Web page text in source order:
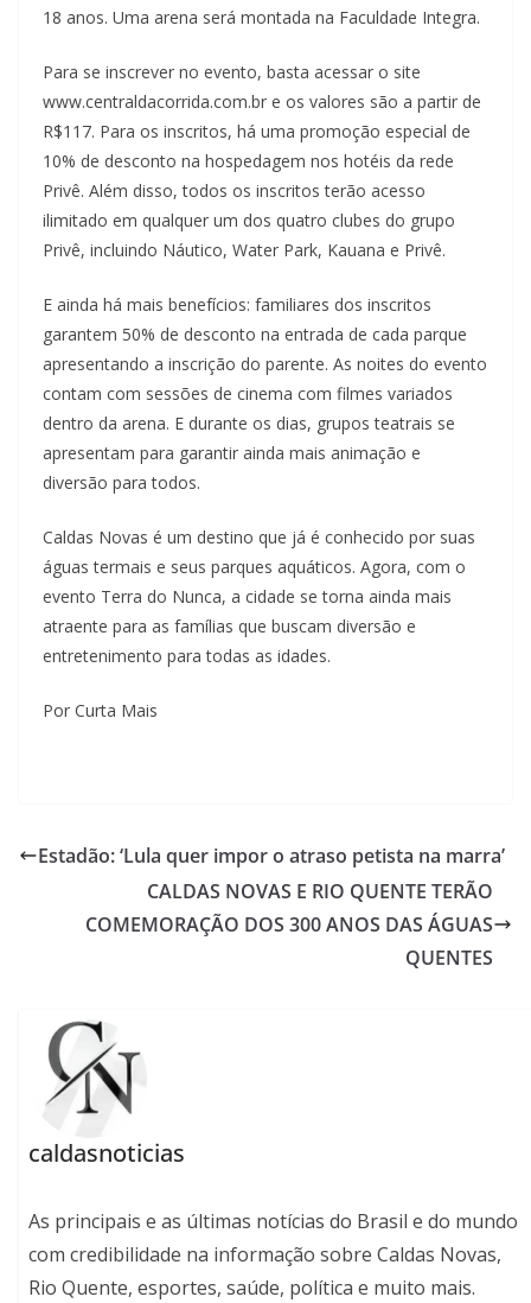
18 anos. Uma arena será montada na Faculdade Integra.
Para se inscrever no evento, basta acessar o site
www.centraldacorrida.com.br e os valores são a partir de
R$117. Para os inscritos, há uma promoção especial de
10% de desconto na hospedagem nos hotéis da rede
Privê. Além disso, todos os inscritos terão acesso
ilimitado em qualquer um dos quatro clubes do grupo
Privê, incluindo Náutico, Water Park, Kauana e Privê.
E ainda há mais benefícios: familiares dos inscritos
garantem 50% de desconto na entrada de cada parque
apresentando a inscrição do parente. As noites do evento
contam com sessões de cinema com filmes variados
dentro da arena. E durante os dias, grupos teatrais se
apresentam para garantir ainda mais animação e
diversão para todos.
Caldas Novas é um destino que já é conhecido por suas
águas termais e seus parques aquáticos. Agora, com o
evento Terra do Nunca, a cidade se torna ainda mais
atraente para as famílias que buscam diversão e
entretenimento para todas as idades.
Por Curta Mais
Estadão: ‘Lula quer impor o atraso petista na marra’
CALDAS NOVAS E RIO QUENTE TERÃO
COMEMORAÇÃO DOS 300 ANOS DAS ÁGUAS
QUENTES
caldasnoticias
As principais e as últimas notícias do Brasil e do mundo
com credibilidade na informação sobre Caldas Novas,
Rio Quente, esportes, saúde, política e muito mais.